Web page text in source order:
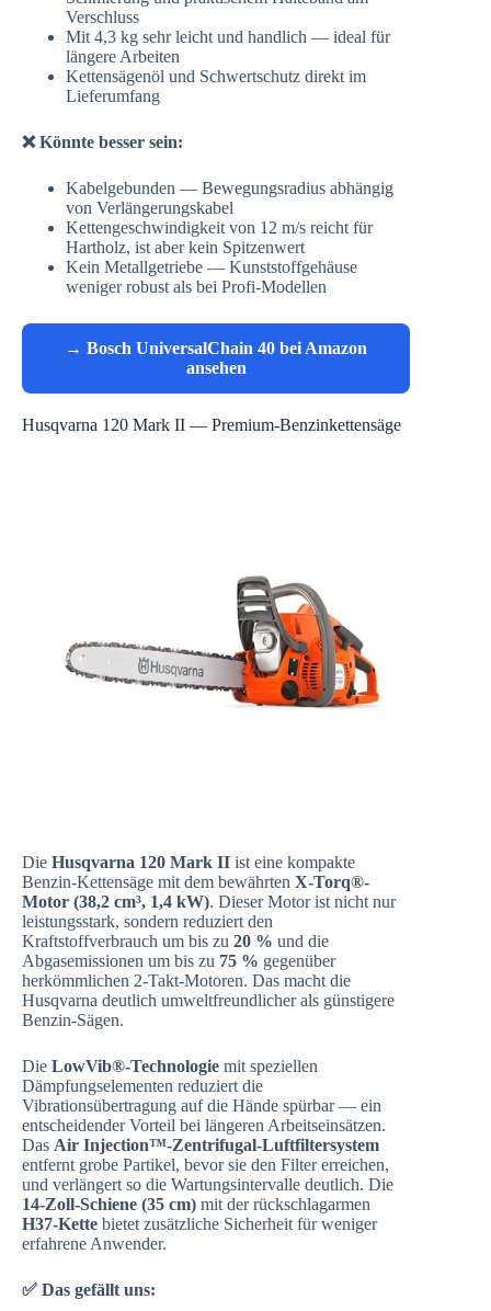
Verschluss
Mit 4,3 kg sehr leicht und handlich — ideal für
längere Arbeiten
Kettensägenöl und Schwertschutz direkt im
Lieferumfang
❌ Könnte besser sein:
Kabelgebunden — Bewegungsradius abhängig
von Verlängerungskabel
Kettengeschwindigkeit von 12 m/s reicht für
Hartholz, ist aber kein Spitzenwert
Kein Metallgetriebe — Kunststoffgehäuse
weniger robust als bei Profi-Modellen
→ Bosch UniversalChain 40 bei Amazon
ansehen
Husqvarna 120 Mark II — Premium-Benzinkettensäge
Die Husqvarna 120 Mark II ist eine kompakte
Benzin-Kettensäge mit dem bewährten X-Torq®-
Motor (38,2 cm³, 1,4 kW). Dieser Motor ist nicht nur
leistungsstark, sondern reduziert den
Kraftstoffverbrauch um bis zu 20 % und die
Abgasemissionen um bis zu 75 % gegenüber
herkömmlichen 2-Takt-Motoren. Das macht die
Husqvarna deutlich umweltfreundlicher als günstigere
Benzin-Sägen.
Die LowVib®-Technologie mit speziellen
Dämpfungselementen reduziert die
Vibrationsübertragung auf die Hände spürbar — ein
entscheidender Vorteil bei längeren Arbeitseinsätzen.
Das Air Injection™-Zentrifugal-Luftfiltersystem
entfernt grobe Partikel, bevor sie den Filter erreichen,
und verlängert so die Wartungsintervalle deutlich. Die
14-Zoll-Schiene (35 cm) mit der rückschlagarmen
H37-Kette bietet zusätzliche Sicherheit für weniger
erfahrene Anwender.
✅ Das gefällt uns: